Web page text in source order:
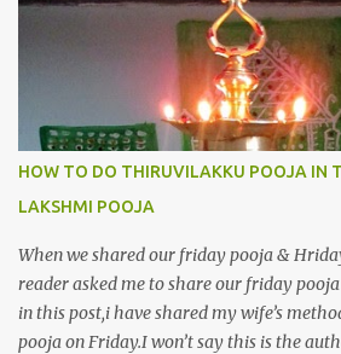
போற்றி 10.பேரருட்கடலாம் பேரரு...
HOW TO DO THIRUVILAKKU POOJA IN
LAKSHMI POOJA
When we shared our friday pooja &
reader asked me to share our friday
in this post,i have shared my wife’s
pooja on Friday.I won’t say this is the